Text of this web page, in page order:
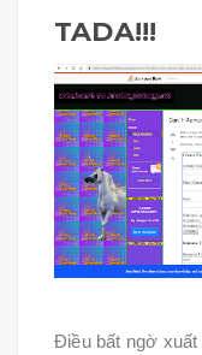
TADA!!!
Điều bất ngờ xuất